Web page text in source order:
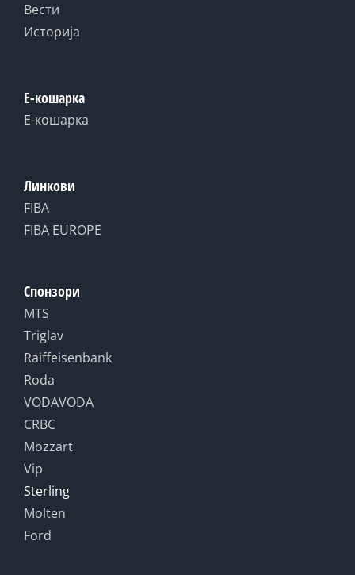
Вести
Историја
Е-кошарка
Е-кошарка
Линкови
FIBA
FIBA EUROPE
Спонзори
MTS
Triglav
Raiffeisenbank
Roda
VODAVODA
CRBC
Mozzart
Vip
Sterling
Molten
Ford